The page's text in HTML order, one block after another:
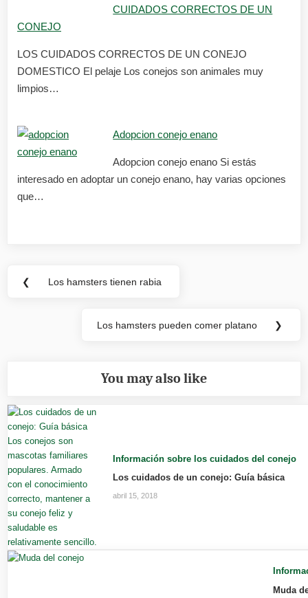
CUIDADOS CORRECTOS DE UN
CONEJO
LOS CUIDADOS CORRECTOS DE UN CONEJO
DOMESTICO El pelaje Los conejos son animales muy
limpios…
Adopcion conejo enano
Adopcion conejo enano Si estás
interesado en adoptar un conejo enano, hay varias opciones
que…
Navegación
❮
Previous
Los hamsters tienen rabia
Next
Los hamsters pueden comer platano ❯
You may also like
Información sobre los cuidados del conejo
Los cuidados de un conejo: Guía básica
abril 15, 2018
Muda